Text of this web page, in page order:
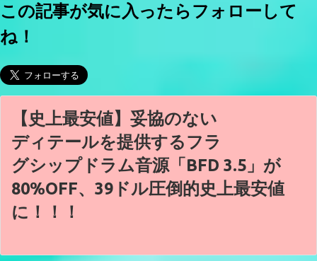
この記事が気に入ったらフォローして
ね！
【史上最安値】妥協のない
ディテールを提供するフラ
グシップドラム音源「BFD 3.5」が
80%OFF、39ドル圧倒的史上最安値
に！！！